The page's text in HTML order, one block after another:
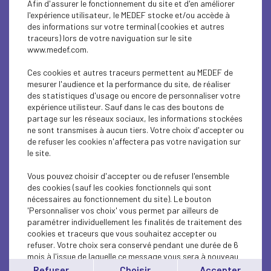
SUSTAINABLE DEVELOPMENT
SUSTAINABLE DEVELOPMENT
INTERNATIONAL - EUROPE
SUSTAINABLE DEVELOPMENT
SOCIAL
INTERNATIONAL - EUROPE
INTERNATIONAL - EUROPE
SUSTAINABLE DEVELOPMENT
ECONOMY
Afin d'assurer le fonctionnement du site et d'en améliorer
l'expérience utilisateur, le MEDEF stocke et/ou accède à
des informations sur votre terminal (cookies et autres
traceurs) lors de votre naviguation sur le site
www.medef.com.
Ces cookies et autres traceurs permettent au MEDEF de
mesurer l'audience et la performance du site, de réaliser
des statistiques d'usage ou encore de personnaliser votre
expérience utilisteur. Sauf dans le cas des boutons de
partage sur les réseaux sociaux, les informations stockées
ne sont transmises à aucun tiers. Votre choix d'accepter ou
de refuser les cookies n'affectera pas votre navigation sur
le site.
Vous pouvez choisir d'accepter ou de refuser l'ensemble
des cookies (sauf les cookies fonctionnels qui sont
nécessaires au fonctionnement du site). Le bouton
'Personnaliser vos choix' vous permet par ailleurs de
paramétrer individuellement les finalités de traitement des
cookies et traceurs que vous souhaitez accepter ou
refuser. Votre choix sera conservé pendant une durée de 6
mois à l'issue de laquelle ce message vous sera à nouveau
affiché..